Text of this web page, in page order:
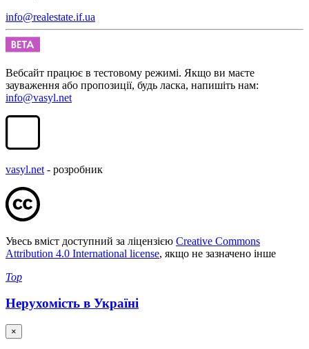
info@realestate.if.ua
Вебсайт працює в тестовому режимі. Якщо ви маєте
зауваження або пропозиції, будь ласка, напишіть нам:
info@vasyl.net
vasyl.net - розробник
Увесь вміст доступний за ліцензією Creative Commons
Attribution 4.0 International license, якщо не зазначено інше
Top
Нерухомість в Україні
×